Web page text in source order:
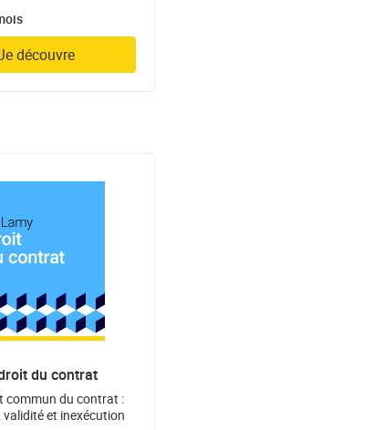
découvre
du contrat
commun du contrat :
et inexécution